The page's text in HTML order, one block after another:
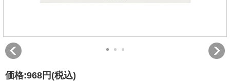
価格:968円 (税込)